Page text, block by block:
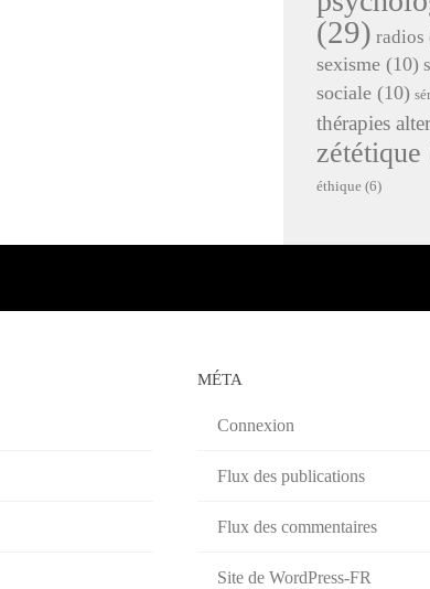
(29) radios
sexisme (10)
sociale (10)
thérapies
zététique
éthique (6)
MÉTA
Connexion
Flux des publications
Flux des commentaires
Site de WordPress-FR